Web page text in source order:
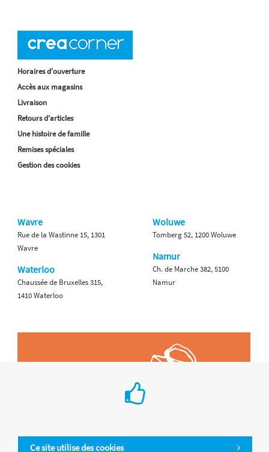
Ce site utilise des cookies
Horaires d'ouverture
Accès aux magasins
Livraison
Retours d'articles
Une histoire de famille
Remises spéciales
Gestion des cookies
Wavre
Rue de la Wastinne 15, 1301
Wavre
Waterloo
Chaussée de Bruxelles 315,
1410 Waterloo
Woluwe
Tomberg 52, 1200 Woluwe
Namur
Ch. de Marche 382, 5100
Namur